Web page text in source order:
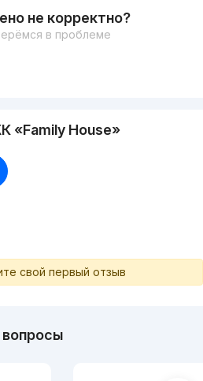
не корректно?
в проблеме
«Family House»
свой первый отзыв